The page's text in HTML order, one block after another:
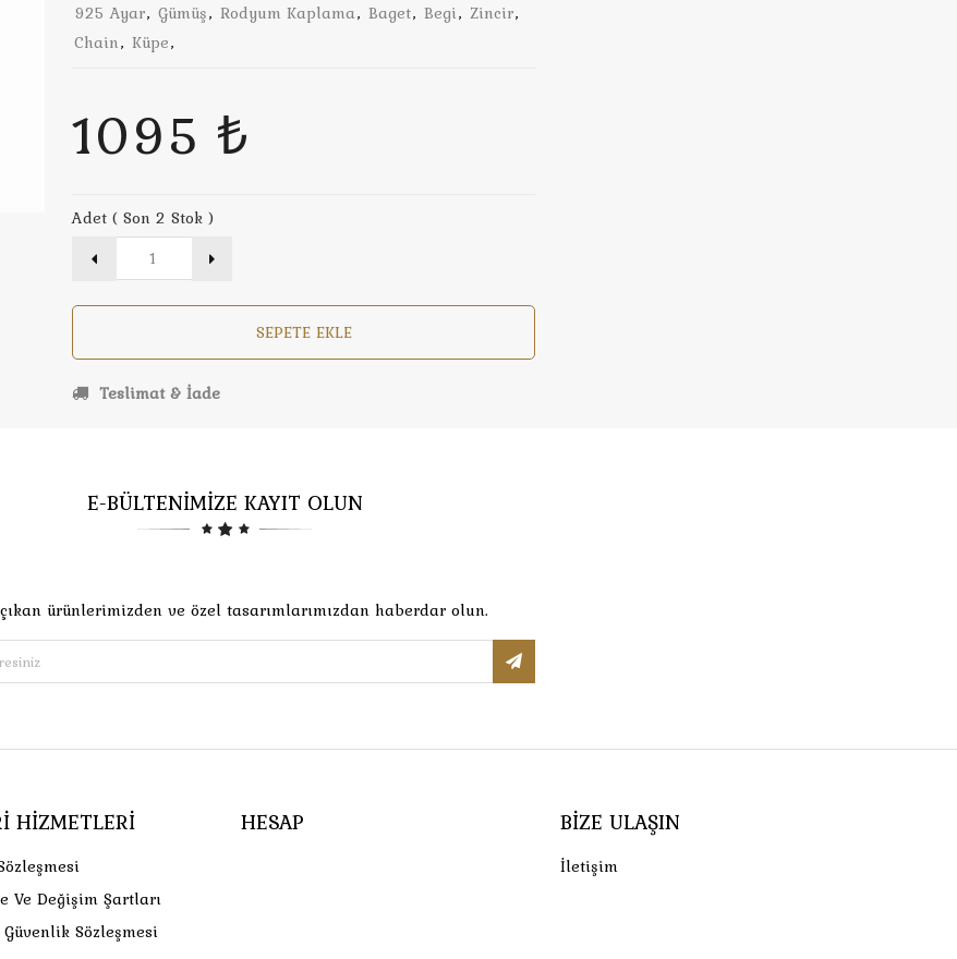
925 Ayar, Gümüş, Rodyum Kaplama, Baget, Begi, Zincir,
Chain, Küpe,
1095 ₺
Adet ( Son 2 Stok )
SEPETE EKLE
Teslimat & İade
E-BÜLTENİMİZE KAYIT OLUN
ürünlerimizden ve özel tasarımlarımızdan haberdar olun.
HIZMETLERI
Ve Değişim Şartları
Sözleşmesi
HESAP BIZE ULAŞIN
İletişim